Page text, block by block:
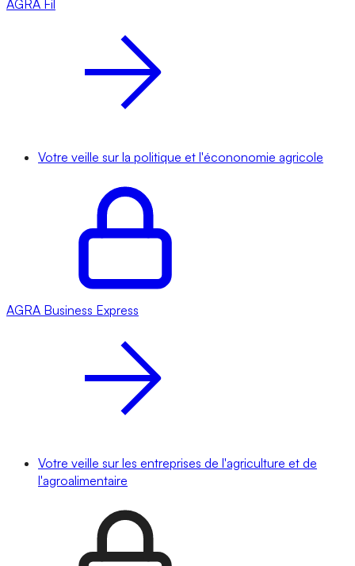
AGRA Fil
Votre veille sur la politique et l'écononomie agricole
AGRA Business Express
Votre veille sur les entreprises de l'agriculture et de
l'agroalimentaire